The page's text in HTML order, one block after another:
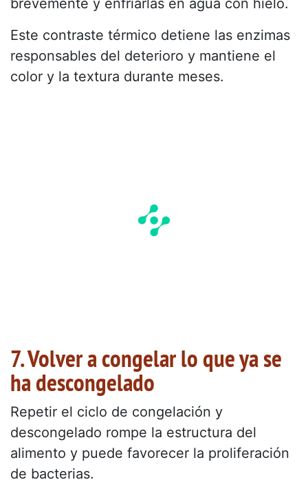
Este contraste térmico detiene las enzimas
responsables del deterioro y mantiene el
color y la textura durante meses.
7. Volver a congelar lo que ya se
ha descongelado
Repetir el ciclo de congelación y
descongelado rompe la estructura del
alimento y puede favorecer la proliferación
de bacterias.